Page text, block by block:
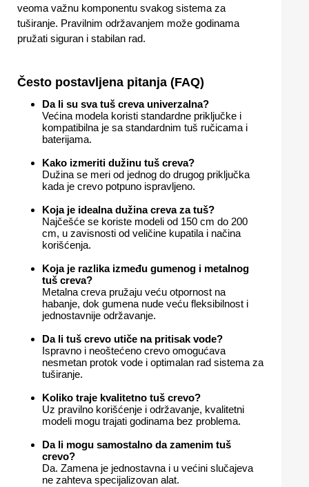
veoma važnu komponentu svakog sistema za
tuširanje. Pravilnim održavanjem može godinama
pružati siguran i stabilan rad.
Često postavljena pitanja (FAQ)
Da li su sva tuš creva univerzalna?
Većina modela koristi standardne priključke i
kompatibilna je sa standardnim tuš ručicama i
baterijama.
Kako izmeriti dužinu tuš creva?
Dužina se meri od jednog do drugog priključka
kada je crevo potpuno ispravljeno.
Koja je idealna dužina creva za tuš?
Najčešće se koriste modeli od 150 cm do 200
cm, u zavisnosti od veličine kupatila i načina
korišćenja.
Koja je razlika između gumenog i metalnog
tuš creva?
Metalna creva pružaju veću otpornost na
habanje, dok gumena nude veću fleksibilnost i
jednostavnije održavanje.
Da li tuš crevo utiče na pritisak vode?
Ispravno i neoštećeno crevo omogućava
nesmetan protok vode i optimalan rad sistema za
tuširanje.
Koliko traje kvalitetno tuš crevo?
Uz pravilno korišćenje i održavanje, kvalitetni
modeli mogu trajati godinama bez problema.
Da li mogu samostalno da zamenim tuš
crevo?
Da. Zamena je jednostavna i u većini slučajeva
ne zahteva specijalizovan alat.